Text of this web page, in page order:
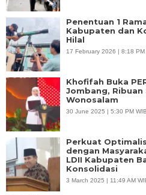
Penentuan 1
Kabupaten dan
Hilal
17 February 2026 | 8:18 PM
Khofifah Buka
Jombang, Ribuan
Wonosalam
30 June 2025 | 5:30 PM WIB
Perkuat
dengan
LDII Kabupaten
Konsolidasi
3 March 2025 | 11:49 AM